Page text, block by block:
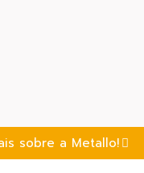
sobre a Metallo!